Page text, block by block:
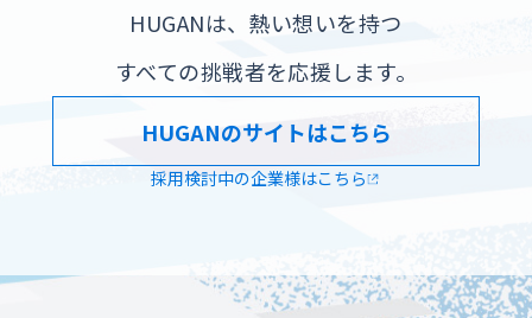
HUGANは、熱い想いを持つ
すべての挑戦者を応援します。
HUGANのサイトはこちら
採用検討中の企業様はこちら